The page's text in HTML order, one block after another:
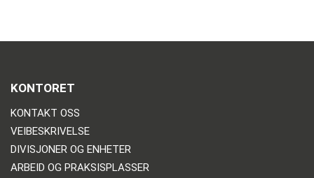
KONTORET
KONTAKT OSS
VEIBESKRIVELSE
DIVISJONER OG ENHETER
ARBEID OG PRAKSISPLASSER